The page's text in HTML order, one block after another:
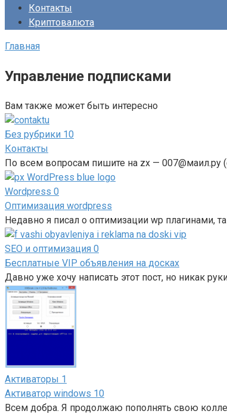
Контакты
Криптовалюта
Главная
Управление подписками
Вам также может быть интересно
Без рубрики 10
Контакты
По всем вопросам пишите на zx — 007@маил.ру
Wordpress 0
Оптимизация wordpress
Недавно я писал о оптимизации wp
SEO и оптимизация 0
Бесплатные VIP объявления на досках
Давно уже хочу написать этот пост, но никак
Активаторы 1
Активатор windows 10
Всем добра. Я продолжаю пополнять свою